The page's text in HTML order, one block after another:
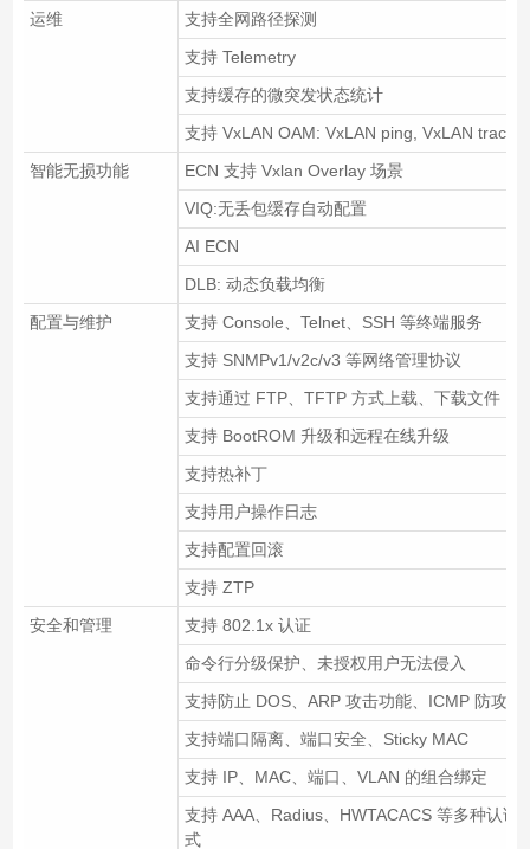
运维
支持全网路径探测
支持 Telemetry
支持缓存的微突发状态统计
支持 VxLAN OAM: VxLAN ping, VxLAN tracert
智能无损功能
ECN 支持 Vxlan Overlay 场景
VIQ:无丢包缓存自动配置
AI ECN
DLB: 动态负载均衡
配置与维护
支持 Console、Telnet、SSH 等终端服务
支持 SNMPv1/v2c/v3 等网络管理协议
支持通过 FTP、TFTP 方式上载、下载文件
支持 BootROM 升级和远程在线升级
支持热补丁
支持用户操作日志
支持配置回滚
支持 ZTP
安全和管理
支持 802.1x 认证
命令行分级保护、未授权用户无法侵入
支持防止 DOS、ARP 攻击功能、ICMP 防攻击
支持端口隔离、端口安全、Sticky MAC
支持 IP、MAC、端口、VLAN 的组合绑定
支持 AAA、Radius、HWTACACS 等多种认证
式